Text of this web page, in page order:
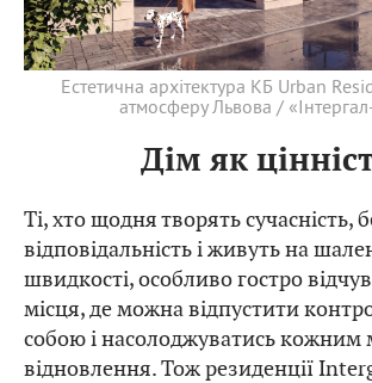
Естетична архітектура КБ Urban
атмосферу Львова /
Дім як
Ті, хто щодня творять сучасність,
відповідальність і живуть на
швидкості, особливо гостро
місця, де можна відпустити
собою і насолоджуватись
відновлення. Тож резиденції